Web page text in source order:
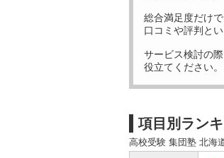
総合満足度だけ
口コミや評判と
サービス検討の
役立てください。
項目別ラン
高校受験 集団塾 北海